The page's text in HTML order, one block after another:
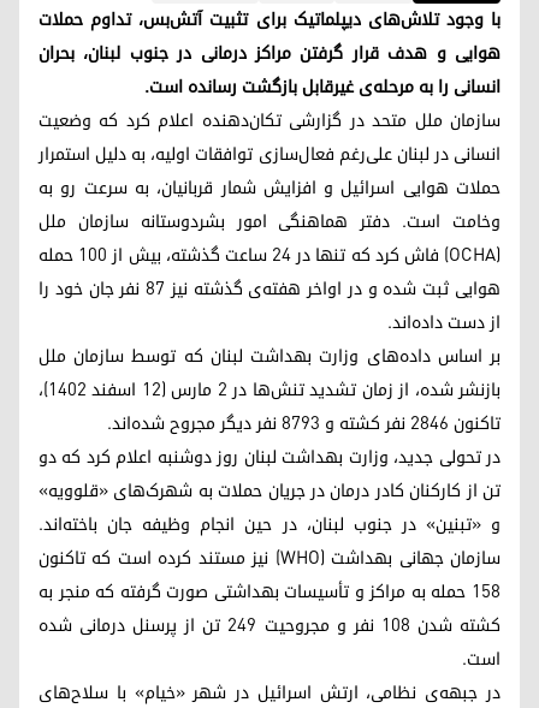
با وجود تلاش‌های دیپلماتیک برای تثبیت آتش‌بس، تداوم حملات
هوایی و هدف قرار گرفتن مراکز درمانی در جنوب لبنان، بحران
انسانی را به مرحله‌ی غیرقابل بازگشت رسانده است.
سازمان ملل متحد در گزارشی تکان‌دهنده اعلام کرد که وضعیت
انسانی در لبنان علی‌رغم فعال‌سازی توافقات اولیه، به دلیل استمرار
حملات هوایی اسرائیل و افزایش شمار قربانیان، به سرعت رو به
وخامت است. دفتر هماهنگی امور بشردوستانه سازمان ملل
(OCHA) فاش کرد که تنها در ۲۴ ساعت گذشته، بیش از ۱۰۰ حمله
هوایی ثبت شده و در اواخر هفته‌ی گذشته نیز ۸۷ نفر جان خود را
از دست داده‌اند.
بر اساس داده‌های وزارت بهداشت لبنان که توسط سازمان ملل
بازنشر شده، از زمان تشدید تنش‌ها در ۲ مارس (۱۲ اسفند ۱۴۰۲)،
تاکنون ۲۸۴۶ نفر کشته و ۸۷۹۳ نفر دیگر مجروح شده‌اند.
در تحولی جدید، وزارت بهداشت لبنان روز دوشنبه اعلام کرد که دو
تن از کارکنان کادر درمان در جریان حملات به شهرک‌های «قلوویه»
و «تبنین» در جنوب لبنان، در حین انجام وظیفه جان باخته‌اند.
سازمان جهانی بهداشت (WHO) نیز مستند کرده است که تاکنون
۱۵۸ حمله به مراکز و تأسیسات بهداشتی صورت گرفته که منجر به
کشته شدن ۱۰۸ نفر و مجروحیت ۲۴۹ تن از پرسنل درمانی شده
است.
در جبهه‌ی نظامی، ارتش اسرائیل در شهر «خیام» با سلاح‌های